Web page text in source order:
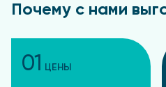
Почему с нами
01 ЦЕНЫ